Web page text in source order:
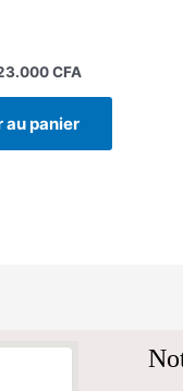
CFA
au panier